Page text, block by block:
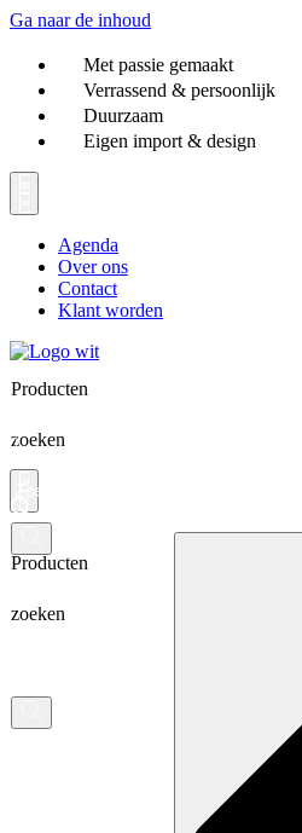
Ga naar de inhoud
Met passie gemaakt
Verrassend & persoonlijk
Duurzaam
Eigen import & design
Agenda
Over ons
Contact
Klant worden
Producten
zoeken
Producten
zoeken